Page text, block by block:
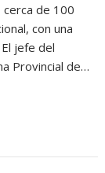
cerca de 100
con una
jefe del
Provincial de…